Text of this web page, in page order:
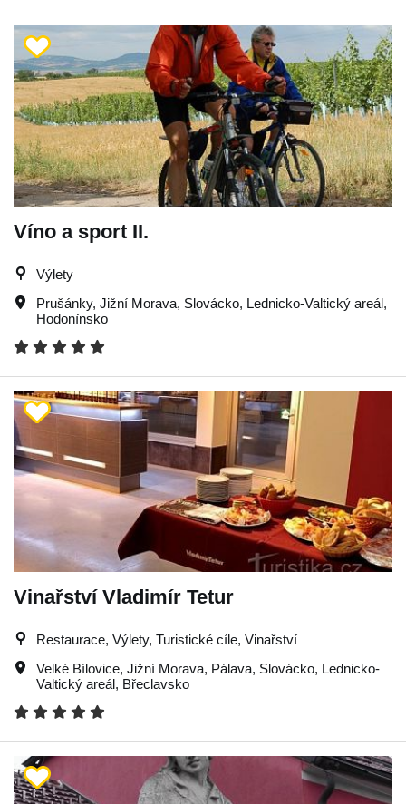
Víno a sport II.
Výlety
Prušánky, Jižní Morava, Slovácko, Lednicko-Valtický areál,
Hodonínsko
Vinařství Vladimír Tetur
Restaurace, Výlety, Turistické cíle, Vinařství
Velké Bílovice, Jižní Morava, Pálava, Slovácko, Lednicko-
Valtický areál, Břeclavsko